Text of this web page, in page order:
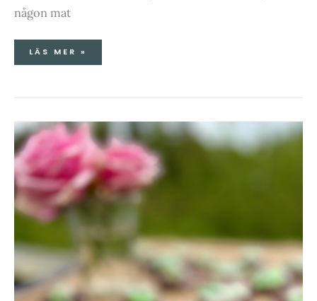
någon mat
LÄS MER »
BILKAKOR
&
CHOKLADBRYSSELKEX